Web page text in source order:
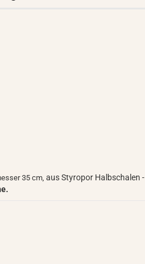
35 cm, aus Styropor Halbschalen -